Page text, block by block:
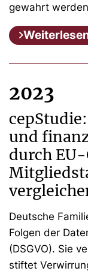
gewahrt
2023
und
durch
Deutsche
Folgen der
(DSGVO). Sie
stiftet